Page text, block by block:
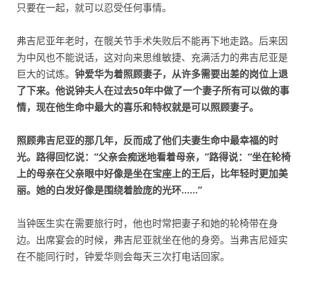
只要在一起，就可以忍受任何事情。
弗吉尼亚年老时，在髋关节手术失败后不能再下地走路。后来因
为中风也不能说话，这对向来思维敏捷、充满活力的弗吉尼亚是
巨大的试炼。 钟爱华为着照顾妻子，从许多需要出差的岗位上退
了下来。他说钟夫人在过去50年中做了一个妻子所有可以做的事
情，现在他生命中最大的喜乐和特权就是可以照顾妻子。
照顾弗吉尼亚的那几年，反而成了他们夫妻生命中最幸福的时
光。路得回忆说：“父亲会痴迷地看着母亲，”路得说：“坐在轮椅
上的母亲在父亲眼中好像是坐在宝座上的王后，比年轻时更加美
丽。她的白发好像是围绕着脸庞的光环……”
当钟医生实在需要旅行时，他也时常把妻子和她的轮椅带在身
边。出席宴会的时候，弗吉尼亚就坐在他的身旁。当弗吉尼娅实
在不能同行时，钟爱华则会每天三次打电话回家。